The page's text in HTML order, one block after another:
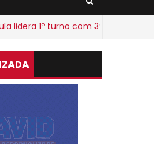
turno com 39%; Flávio Bolsonaro